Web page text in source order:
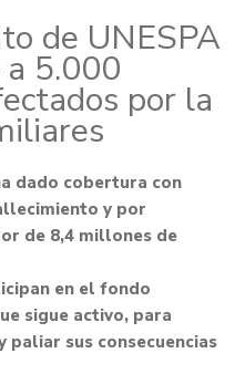
de UNESPA
5.000
por la
dado cobertura con
y por
de 8,4 millones de
en el fondo
sigue activo, para
paliar sus consecuencias